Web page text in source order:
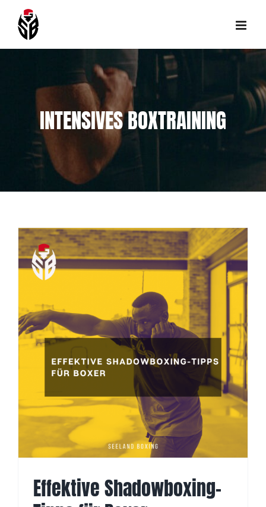
content
INTENSIVES BOXTRAINING
Effektive Shadowboxing-